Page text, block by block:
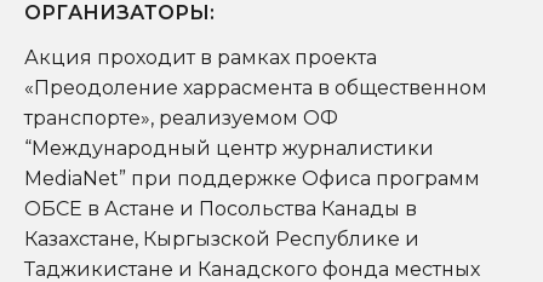
ОРГАНИЗАТОРЫ:
Акция проходит в рамках проекта
«Преодоление харрасмента в общественном
транспорте», реализуемом ОФ
“Международный центр журналистики
MediaNet” при поддержке Офиса программ
ОБСЕ в Астане и Посольства Канады в
Казахстане, Кыргызской Республике и
Таджикистане и Канадского фонда местных